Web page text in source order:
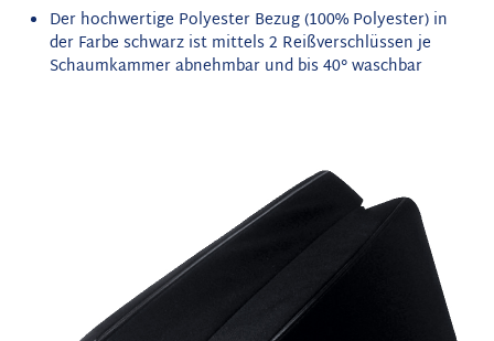
Der hochwertige Polyester Bezug (100% Polyester) in
der Farbe schwarz ist mittels 2 Reißverschlüssen je
Schaumkammer abnehmbar und bis 40° waschbar